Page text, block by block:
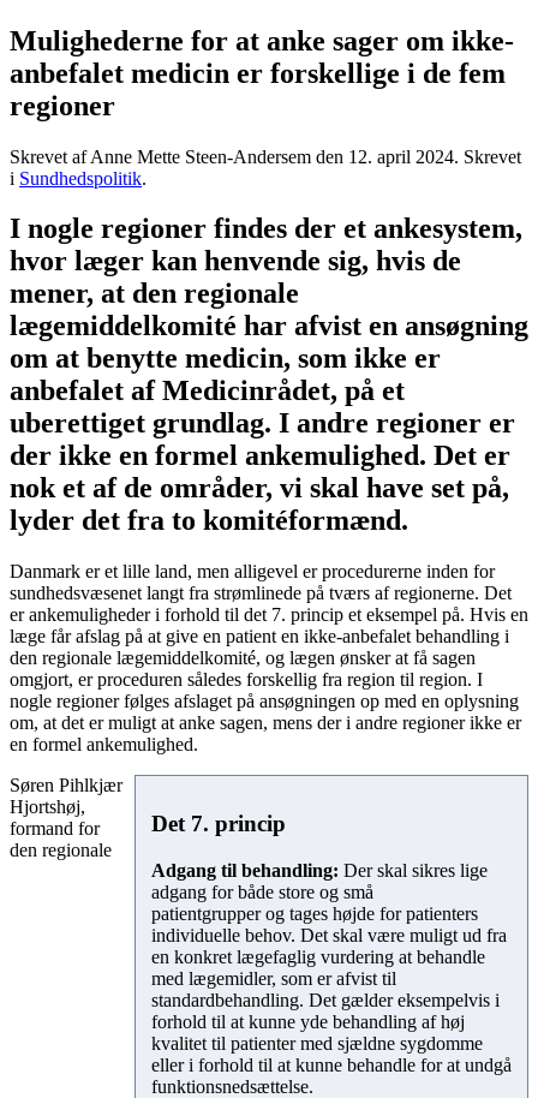
Mulighederne for at anke sager om ikke-
anbefalet medicin er forskellige i de fem
regioner
Skrevet af Anne Mette Steen-Andersem den 12. april 2024. Skrevet
i Sundhedspolitik.
I nogle regioner findes der et ankesystem,
hvor læger kan henvende sig, hvis de
mener, at den regionale
lægemiddelkomité har afvist en ansøgning
om at benytte medicin, som ikke er
anbefalet af Medicinrådet, på et
uberettiget grundlag. I andre regioner er
der ikke en formel ankemulighed. Det er
nok et af de områder, vi skal have set på,
lyder det fra to komitéformænd.
Danmark er et lille land, men alligevel er procedurerne inden for
sundhedsvæsenet langt fra strømlinede på tværs af regionerne. Det
er ankemuligheder i forhold til det 7. princip et eksempel på. Hvis en
læge får afslag på at give en patient en ikke-anbefalet behandling i
den regionale lægemiddelkomité, og lægen ønsker at få sagen
omgjort, er proceduren således forskellig fra region til region. I
nogle regioner følges afslaget på ansøgningen op med en oplysning
om, at det er muligt at anke sagen, mens der i andre regioner ikke er
en formel ankemulighed.
Det 7. princip
Adgang til behandling: Der skal sikres lige
adgang for både store og små
patientgrupper og tages højde for patienters
individuelle behov. Det skal være muligt ud fra
en konkret lægefaglig vurdering at behandle
med lægemidler, som er afvist til
standardbehandling. Det gælder eksempelvis i
forhold til at kunne yde behandling af høj
kvalitet til patienter med sjældne sygdomme
eller i forhold til at kunne behandle for at undgå
funktionsnedsættelse.
Søren Pihlkjær
Hjortshøj,
formand for
den regionale